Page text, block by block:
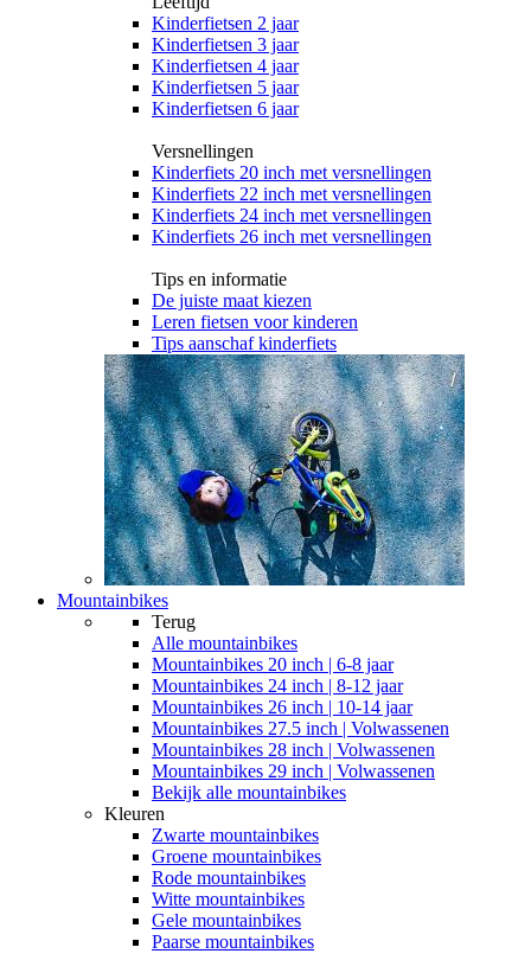
Kinderfietsen 2 jaar
Kinderfietsen 3 jaar
Kinderfietsen 4 jaar
Kinderfietsen 5 jaar
Kinderfietsen 6 jaar
Versnellingen
Kinderfiets 20 inch met versnellingen
Kinderfiets 22 inch met versnellingen
Kinderfiets 24 inch met versnellingen
Kinderfiets 26 inch met versnellingen
Tips en informatie
De juiste maat kiezen
Leren fietsen voor kinderen
Tips aanschaf kinderfiets
Mountainbikes
Terug
Alle mountainbikes
Mountainbikes 20 inch | 6-8 jaar
Mountainbikes 24 inch | 8-12 jaar
Mountainbikes 26 inch | 10-14 jaar
Mountainbikes 27.5 inch | Volwassenen
Mountainbikes 28 inch | Volwassenen
Mountainbikes 29 inch | Volwassenen
Bekijk alle mountainbikes
Kleuren
Zwarte mountainbikes
Groene mountainbikes
Rode mountainbikes
Witte mountainbikes
Gele mountainbikes
Paarse mountainbikes